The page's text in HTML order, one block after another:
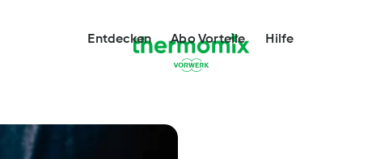
Entdecken Abo Vorteile Hilfe